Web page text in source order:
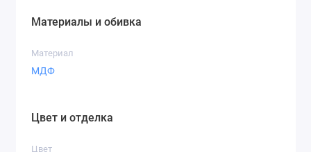
Материалы и обивка
Материал
МДФ
Цвет и отделка
Цвет